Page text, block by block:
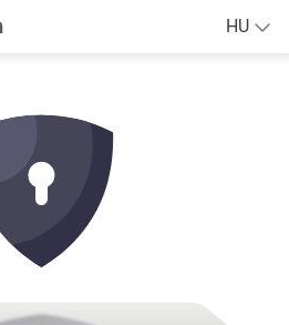
HU